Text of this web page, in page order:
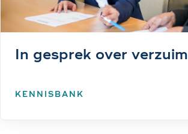
In gesprek over verzuim
KENNISBANK